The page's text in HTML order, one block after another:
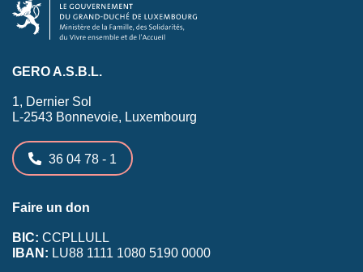
GERO A.S.B.L.
1, Dernier Sol
L-2543 Bonnevoie, Luxembourg
36 04 78 - 1
Faire un don
BIC: CCPLLULL
IBAN: LU88 1111 1080 5190 0000